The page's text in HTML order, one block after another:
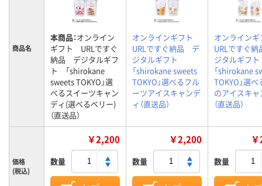
商品名
本商品：オンライン
ギフト URLですぐ
納品 デジタルギフ
ト 「shirokane
sweets TOKYO」選
べるスイーツキャン
ディ(選べるベリー)
（直送品）
オンラインギフト
URLですぐ納品 デ
ジタルギフト
「shirokane sweets
TOKYO」選べるフル
ーツアイスキャンデ
ィ（直送品）
オンライン
URLですぐ
ジタルギフ
「shirokane
TOKYO」選
のアイスキ
（直送品）
価格
(税込)
￥2,200
数量
￥2,200
数量 数量